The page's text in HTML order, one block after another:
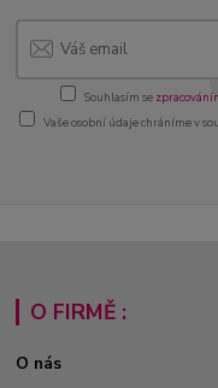
Souhlasím se
Vaše osobní údaje chráníme v
O FIRMĚ :
O nás